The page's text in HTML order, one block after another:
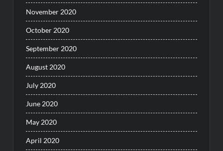
November 2020
October 2020
September 2020
August 2020
July 2020
June 2020
May 2020
April 2020